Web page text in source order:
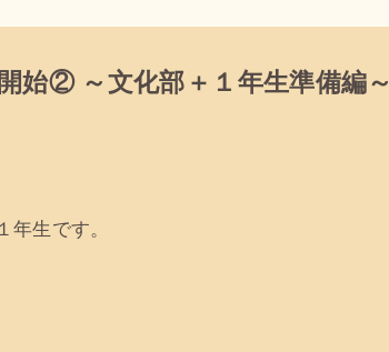
始② ～文化部＋１年生準備編～
年生です。